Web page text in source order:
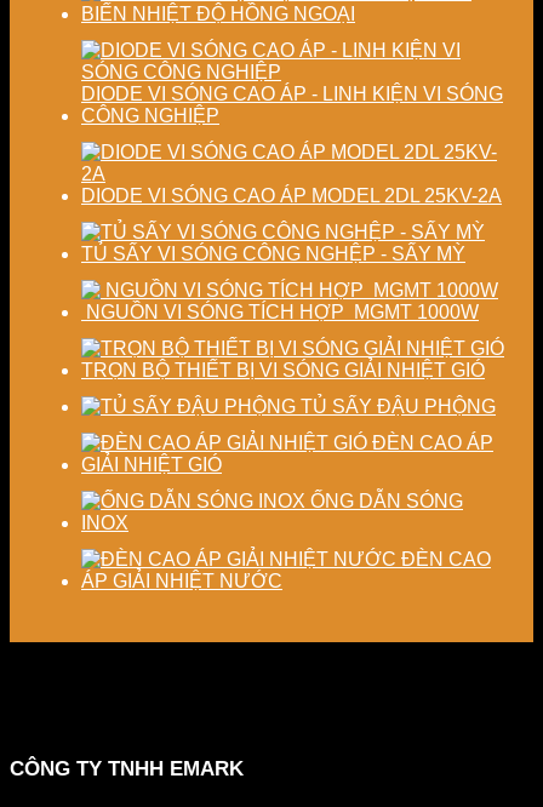
lượng
phẩm
sấy
nghiệp
BIẾN NHIỆT ĐỘ HỒNG NGOẠI
DIODE VI SÓNG CAO ÁP - LINH KIỆN VI SÓNG
CÔNG NGHIỆP
DIODE VI SÓNG CAO ÁP MODEL 2DL 25KV-2A
TỦ SẤY VI SÓNG CÔNG NGHỆP - SẤY MỲ
NGUỒN VI SÓNG TÍCH HỢP MGMT 1000W
TRỌN BỘ THIẾT BỊ VI SÓNG GIẢI NHIỆT GIÓ
TỦ SẤY ĐẬU PHỘNG
ĐÈN CAO ÁP
GIẢI NHIỆT GIÓ
ỐNG DẪN SÓNG
INOX
ĐÈN CAO
ÁP GIẢI NHIỆT NƯỚC
CÔNG TY TNHH EMARK